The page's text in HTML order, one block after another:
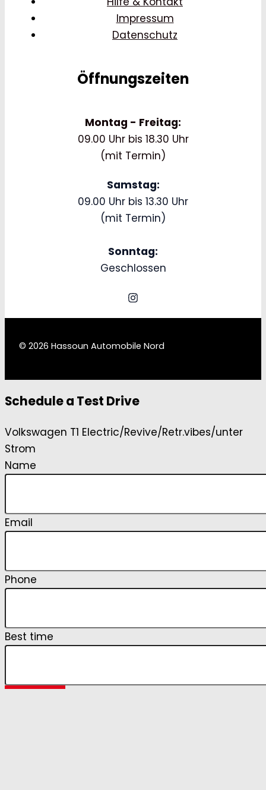
Impressum
Datenschutz
Öffnungszeiten
Montag - Freitag:
09.00 Uhr bis 18.30 Uhr
(mit Termin)
Samstag:
09.00 Uhr bis 13.30 Uhr
(mit Termin)
Sonntag:
Geschlossen
© 2026 Hassoun Automobile Nord
Schedule a Test Drive
Volkswagen T1 Electric/Revive/Retr.vibes/unter
Strom
Name
Email
Phone
Best time